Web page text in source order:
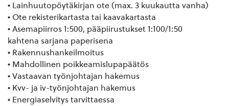
• Lainhuutopöytäkirjan ote (max. 3 kuukautta vanha)
• Ote rekisterikartasta tai kaavakartasta
• Asemapiirros 1:500, pääpiirustukset 1:100/1:50
kahtena sarjana paperisena
• Rakennushankeilmoitus
• Mahdollinen poikkeamislupapäätös
• Vastaavan työnjohtajan hakemus
• Kvv- ja iv-työnjohtajan hakemus
• Energiaselvitys tarvittaessa